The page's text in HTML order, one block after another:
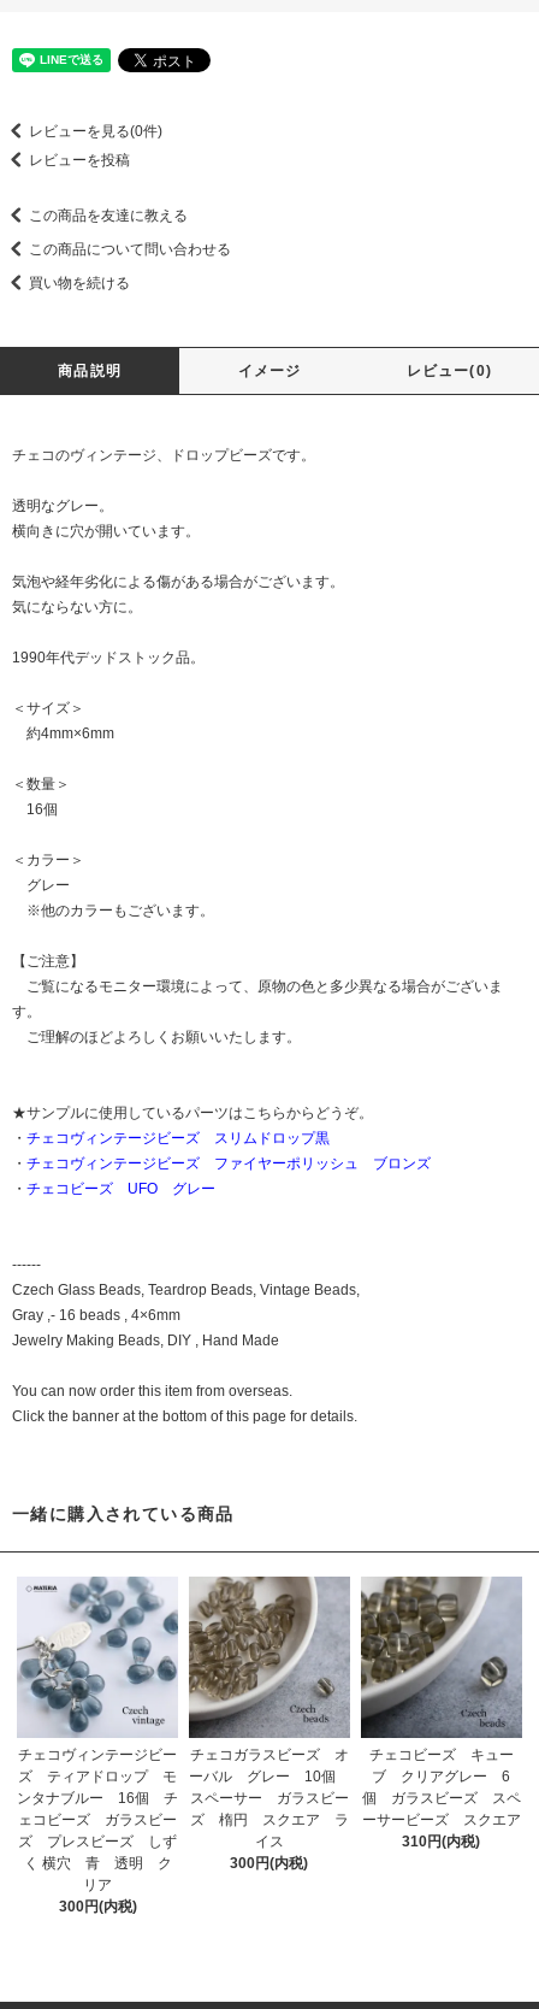
レビューを見る(0件)
レビューを投稿
この商品を友達に教える
この商品について問い合わせる
買い物を続ける
商品説明 イメージ レビュー(0)
チェコのヴィンテージ、ドロップビーズです。
透明なグレー。
横向きに穴が開いています。
気泡や経年劣化による傷がある場合がございます。
気にならない方に。
1990年代デッドストック品。
＜サイズ＞
約4mm×6mm
＜数量＞
16個
＜カラー＞
グレー
※他のカラーもございます。
【ご注意】
ご覧になるモニター環境によって、原物の色と多少異なる場合がございま
す。
ご理解のほどよろしくお願いいたします。
★サンプルに使用しているパーツはこちらからどうぞ。
・ チェコヴィンテージビーズ スリムドロップ黒
・ チェコヴィンテージビーズ ファイヤーポリッシュ ブロンズ
・ チェコビーズ UFO グレー
------
Czech Glass Beads, Teardrop Beads, Vintage Beads,
Gray ,- 16 beads , 4×6mm
Jewelry Making Beads, DIY , Hand Made
You can now order this item from overseas.
Click the banner at the bottom of this page for details.
一緒に購入されている商品
チェコヴィンテージビー
ズ ティアドロップ モ
ンタナブルー 16個 チ
ェコビーズ ガラスビー
ズ プレスビーズ しず
く 横穴 青 透明 ク
リア
300円(内税)
チェコガラスビーズ オ
ーバル グレー 10個
スペーサー ガラスビー
ズ 楕円 スクエア ラ
イス
300円(内税)
チェコビーズ キュー
ブ クリアグレー 6
個 ガラスビーズ スペ
ーサービーズ スクエア
310円(内税)